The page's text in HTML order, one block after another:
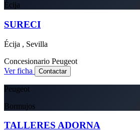
Écija
SURECI
Écija , Sevilla
Concesionario Peugeot
Ver ficha
Contactar
Peugeot
Bormujos
TALLERES ADORNA